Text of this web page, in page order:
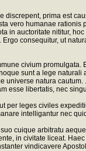
prima est
vero humanae
in auctoritate nititur,
consequitur, ut
civium
sunt a lege
natura
libertatis, nec
leges civiles
intelligantur nec
cuique arbitratu
in civitate liceat.
vindicavere Apostoli